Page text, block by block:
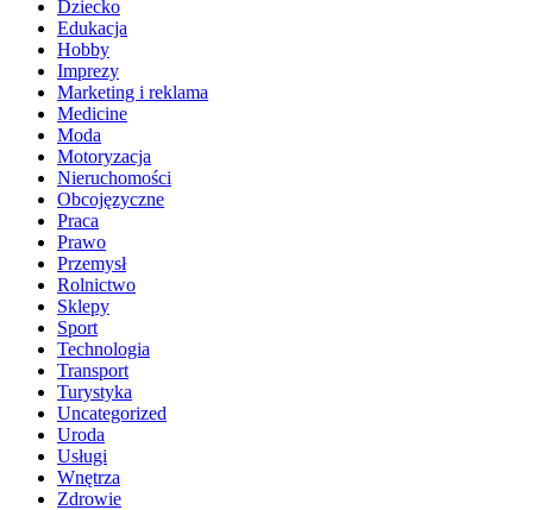
Dziecko
Edukacja
Hobby
Imprezy
Marketing i reklama
Medicine
Moda
Motoryzacja
Nieruchomości
Obcojęzyczne
Praca
Prawo
Przemysł
Rolnictwo
Sklepy
Sport
Technologia
Transport
Turystyka
Uncategorized
Uroda
Usługi
Wnętrza
Zdrowie